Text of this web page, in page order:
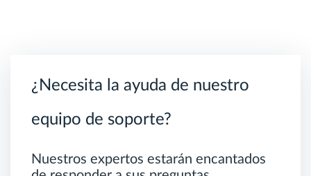
¿Necesita la ayuda de nuestro
equipo de soporte?
Nuestros expertos estarán encantados